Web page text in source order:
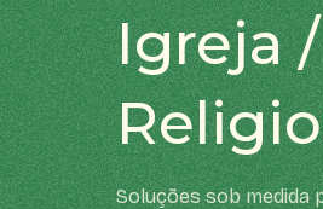
Igreja
Soluções sob medida